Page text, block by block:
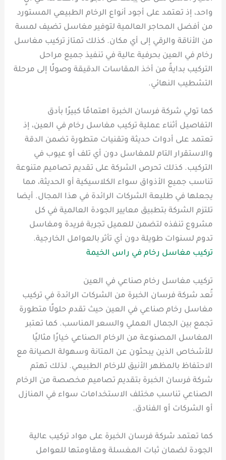
واحد، إذ تعتمد على أجود أنواع الرخام الطبيعي المستورد
من أفضل المحاجر العالمية لتوفير مغاسل تضيف لمسة
من الأناقة والرقي إلى أي مكان. كذلك تمتاز تركيب مغاسل
رخام في العين بحرفية عالية في تنفيذ جميع مراحل
التركيب بدايةً من أخذ المقاسات الدقيقة وصولًا إلى مرحلة
التشطيب النهائي.
كما تولي شركة فرسان الخبرة اهتمامًا كبيرًا بأدق
التفاصيل أثناء عملية تركيب مغاسل رخام في العين، إذ
تعتمد على أدوات حديثة وتقنيات متطورة تضمن الدقة
والاستقرار التام للمغاسل دون أي تلف أو عيوب في
التركيب. كذلك تحرص الشركة على تقديم تصاميم متنوعة
تناسب جميع الأذواق سواء الكلاسيكية أو الحديثة، مما
يجعلها في طليعة الشركات الرائدة في هذا المجال. أيضا
تلتزم الشركة بتطبيق معايير الجودة العالمية في كل
مشروع تنفذه لتضمن للعميل تجربة فريدة ومغاسل
تدوم لسنوات طويلة دون أي تأثر بالعوامل الخارجية.
تركيب مغاسل رخام في راس الخيمة
تركيب مغاسل رخام صناعي في العين
تُعد شركة فرسان الخبرة من الشركات الرائدة في تركيب
مغاسل رخام صناعي في العين حيث تقدم حلولًا متطورة
تجمع بين الجمال العملي والسعر المناسب. كما تعتبر
المغاسل المصنوعة من الرخام الصناعي خيارًا مثاليًا
للأشخاص الذين يبحثون عن المتانة وسهولة الصيانة مع
الاحتفاظ بالمظهر الأنيق للرخام الطبيعي. لذلك تهتم
شركة فرسان الخبرة بتقديم تصاميم مخصصة من الرخام
الصناعي تناسب مختلف الاستخدامات سواء في المنازل
أو الشركات أو الفنادق.
كما تعتمد شركة فرسان الخبرة على مواد تركيب عالية
الجودة لضمان ثبات المغسلة ومقاومتها للعوامل